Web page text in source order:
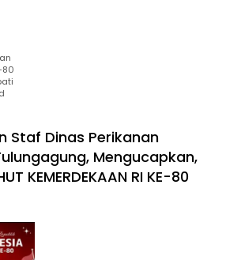
80
Staf Dinas Perikanan
Mengucapkan,
KEMERDEKAAN RI KE-80